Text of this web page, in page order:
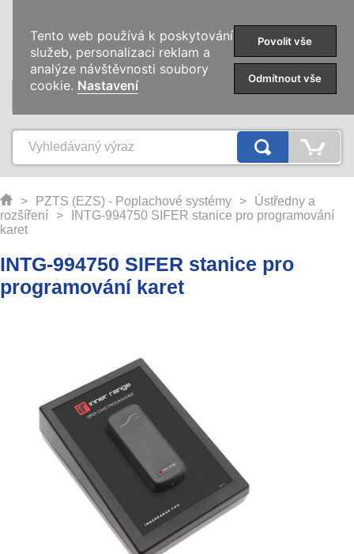
KATEGORIE
> PZTS (EZS) - Poplachové systémy >
Ústředny a
rozšíření
>
INTG-994750 SIFER stanice pro programování
karet
INTG-994750 SIFER stanice pro
programování karet
Tento web používá k poskytování
služeb, personalizaci reklam a
analýze návštěvnosti soubory
cookie. Nastavení
Povolit vše
Odmítnout vše